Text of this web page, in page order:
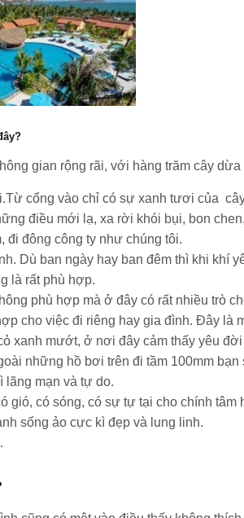
gian rộng rãi, với hàng trăm cây
cổng vào chỉ có sự xanh tươi của
điều mới lạ, xa rời khói bụi, bon
đông công ty như chúng tôi.
Dù ban ngày hay ban đêm thì khi khí
là rất phù hợp.
phù hợp mà ở đây có rất nhiều trò
cho việc đi riêng hay gia đình. Đây là
xanh mướt, ở nơi đây cảm thấy yêu đời
những hồ bơi trên đi tầm 100mm
lãng mạn và tự do.
có sóng, có sự tự tại cho chính tâm
sống ảo cực kì đẹp và lung linh.